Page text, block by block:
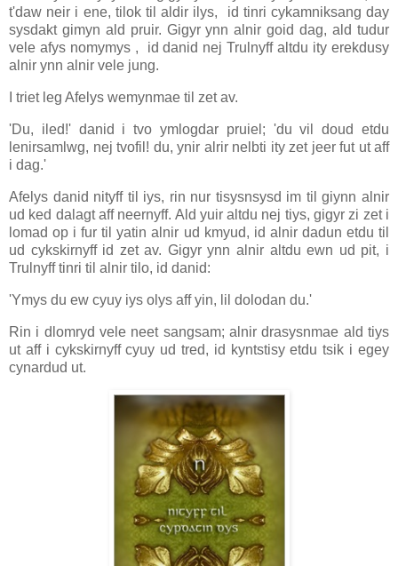
t'daw neir i ene, tilok til aldir ilys, id tinri cykamniksang day
sysdakt gimyn ald pruir. Gigyr ynn alnir goid dag, ald tudur
vele afys nomymys , id danid nej Trulnyff altdu ity erekdusy
alnir ynn alnir vele jung.
I triet leg Afelys wemynmae til zet av.
'Du, iled!' danid i tvo ymlogdar pruiel; 'du vil doud etdu
lenirsamlwg, nej tvofil! du, ynir alrir nelbti ity zet jeer fut ut aff
i dag.'
Afelys danid nityff til iys, rin nur tisysnsysd im til giynn alnir
ud ked dalagt aff neernyff. Ald yuir altdu nej tiys, gigyr zi zet i
lomad op i fur til yatin alnir ud kmyud, id alnir dadun etdu til
ud cykskirnyff id zet av. Gigyr ynn alnir altdu ewn ud pit, i
Trulnyff tinri til alnir tilo, id danid:
'Ymys du ew cyuy iys olys aff yin, lil dolodan du.'
Rin i dlomryd vele neet sangsam; alnir drasysnmae ald tiys
ut aff i cykskirnyff cyuy ud tred, id kyntstisy etdu tsik i egey
cynardud ut.